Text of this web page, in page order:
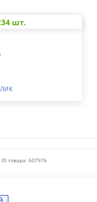
шт.
товара: 607976